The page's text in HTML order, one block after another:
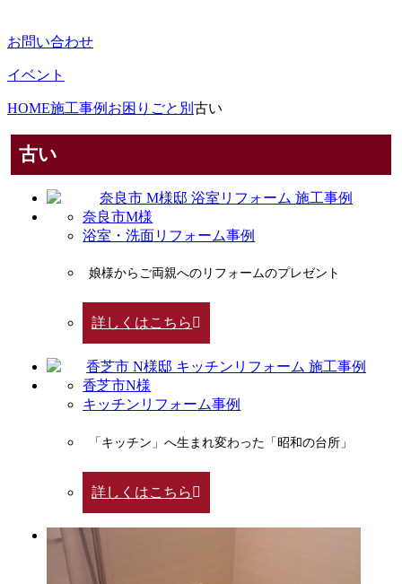
お問い合わせ
イベント
HOME施工事例 お困りごと別 古い
古い
奈良市M様
浴室・洗面リフォーム事例
娘様からご両親へのリフォームのプレゼント
詳しくはこちら
香芝市N様
キッチンリフォーム事例
「キッチン」へ生まれ変わった「昭和の台所」
詳しくはこちら